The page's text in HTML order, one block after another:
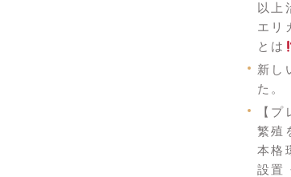
以上
エリ
とは
新し
た。
【
繁殖
本格
設置